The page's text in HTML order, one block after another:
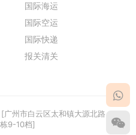
国际海运
国际空运
国际快递
报关清关
[广州市白云区太和镇大源北路
9-10档]